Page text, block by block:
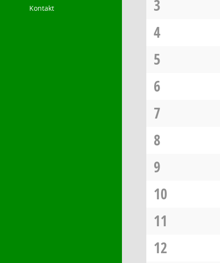
Kontakt 3
4
5
6
7
8
9
10
11
12